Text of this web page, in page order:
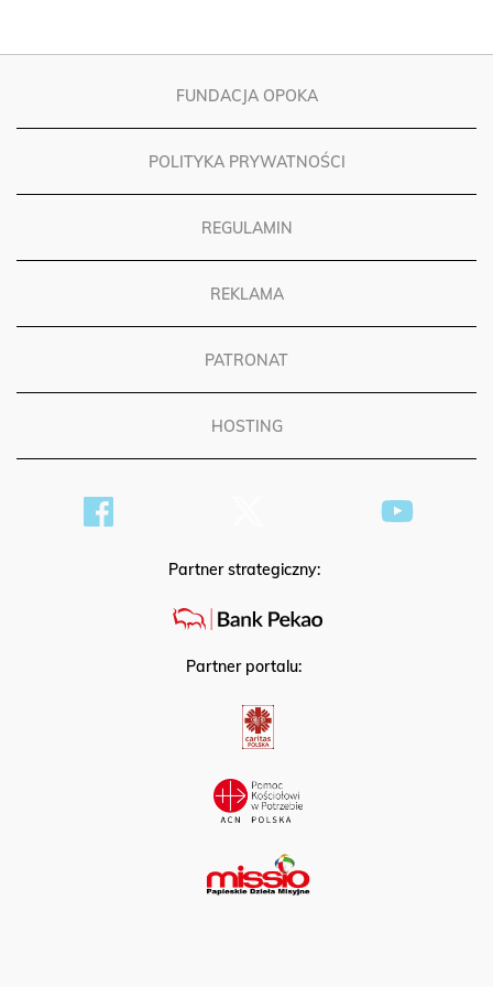
FUNDACJA OPOKA
POLITYKA PRYWATNOŚCI
REGULAMIN
REKLAMA
PATRONAT
HOSTING
Partner strategiczny:
Partner portalu: